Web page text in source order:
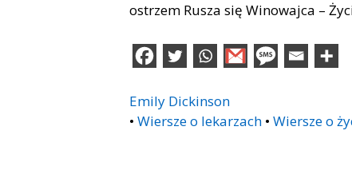
ostrzem Rusza się Winowajca –
Emily Dickinson
• Wiersze o lekarzach • Wiersze o